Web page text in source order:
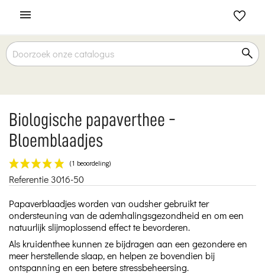

Biologische papaverthee -
Bloemblaadjes
Referentie 3016-50
Papaverblaadjes worden van oudsher gebruikt ter
ondersteuning van de ademhalingsgezondheid en om een
natuurlijk slijmoplossend effect te bevorderen.
Als kruidenthee kunnen ze bijdragen aan een gezondere en
meer herstellende slaap, en helpen ze bovendien bij
ontspanning en een betere stressbeheersing.